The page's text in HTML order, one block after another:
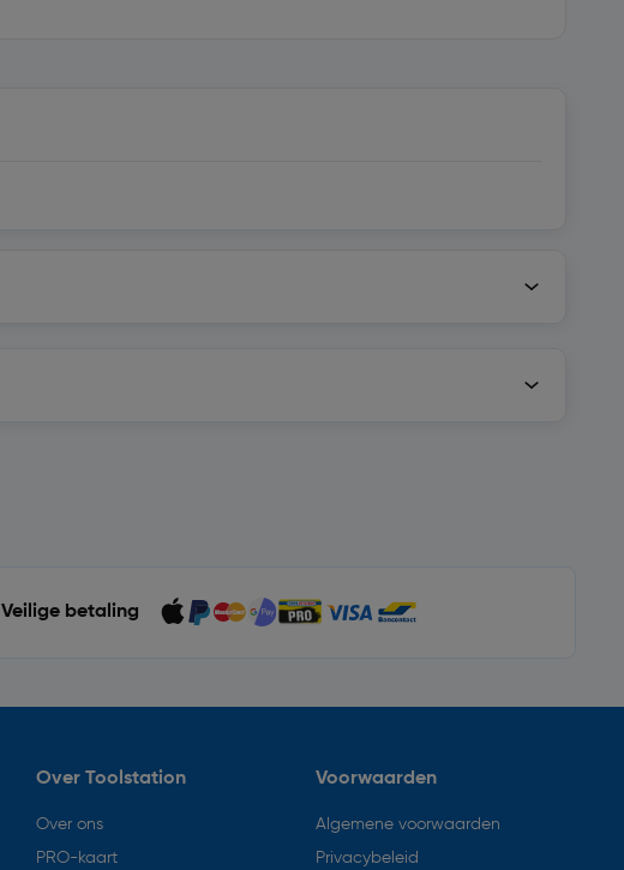
Veilige betaling
Over Toolstation
Over ons
PRO-kaart
Voorwaarden
Algemene voorwaarden
Privacybeleid